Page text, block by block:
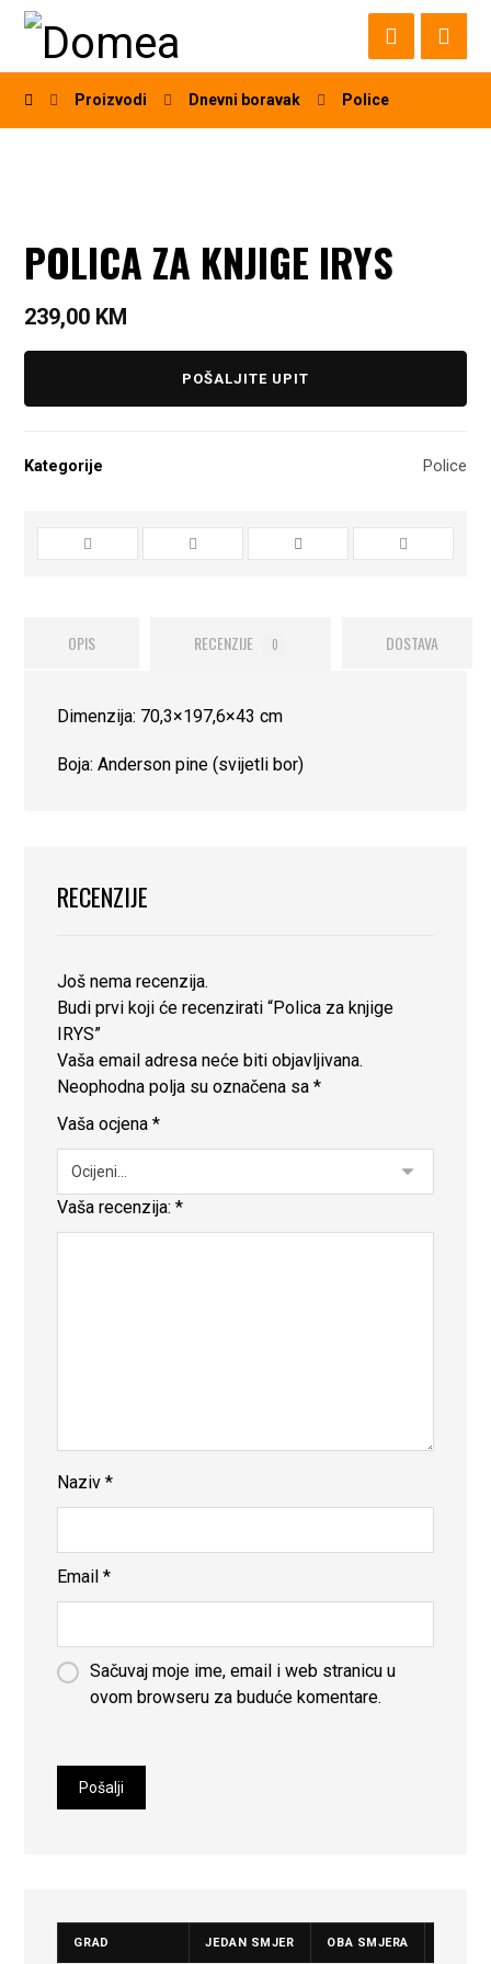
Proizvodi Dnevni boravak Police
POLICA ZA KNJIGE IRYS
239,00 KM
POŠALJITE UPIT
Kategorije Police
OPIS RECENZIJE 0 DOSTAVA
Dimenzija: 70,3×197,6×43 cm
Boja: Anderson pine (svijetli bor)
RECENZIJE
Još nema recenzija.
Budi prvi koji će recenzirati “Polica za knjige
IRYS”
Vaša email adresa neće biti objavljivana.
Neophodna polja su označena sa*
Vaša ocjena*
Vaša recenzija:*
Naziv*
Email*
Sačuvaj moje ime, email i web stranicu u
ovom browseru za buduće komentare.
GRAD JEDAN SMJER OBA SMJERA